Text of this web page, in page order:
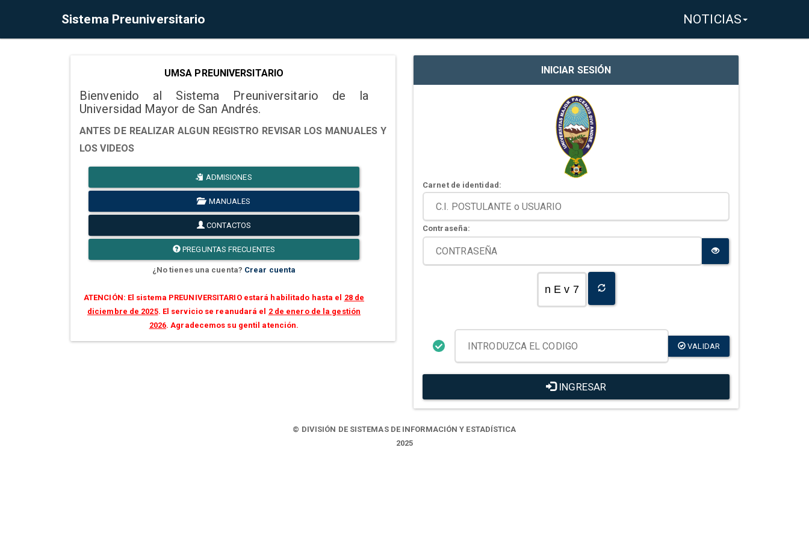
Sistema Preuniversitario NOTICIAS
UMSA PREUNIVERSITARIO
Bienvenido al Sistema Preuniversitario de la
Universidad Mayor de San Andrés.
ANTES DE REALIZAR ALGUN REGISTRO REVISAR LOS MANUALES Y
LOS VIDEOS
ADMISIONES
MANUALES
CONTACTOS
PREGUNTAS FRECUENTES
¿No tienes una cuenta? Crear cuenta
ATENCIÓN: El sistema PREUNIVERSITARIO estará habilitado hasta el 28 de
diciembre de 2025. El servicio se reanudará el 2 de enero de la gestión
2026. Agradecemos su gentil atención.
INICIAR SESIÓN
Carnet de identidad:
Contraseña:
n E v 7
VALIDAR
INGRESAR
© DIVISIÓN DE SISTEMAS DE INFORMACIÓN Y ESTADÍSTICA
2025